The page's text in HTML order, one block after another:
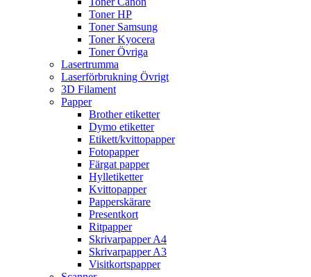
Toner HP
Toner Samsung
Toner Kyocera
Toner Övriga
Lasertrumma
Laserförbrukning Övrigt
3D Filament
Papper
Brother etiketter
Dymo etiketter
Etikett/kvittopapper
Fotopapper
Färgat papper
Hylletiketter
Kvittopapper
Papperskärare
Presentkort
Ritpapper
Skrivarpapper A4
Skrivarpapper A3
Visitkortspapper